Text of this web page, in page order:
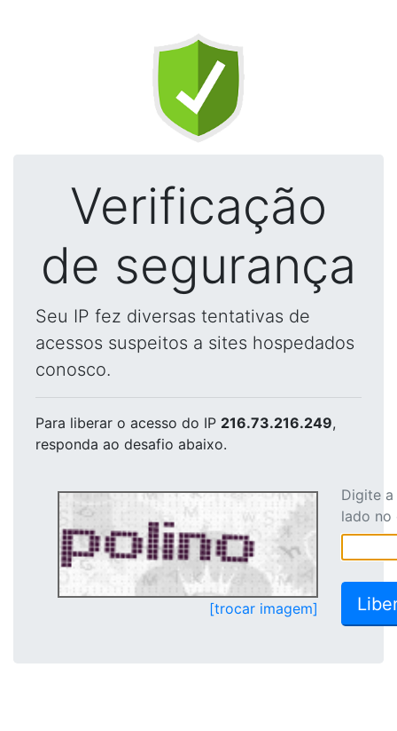
Verificação
de segurança
Seu IP fez diversas tentativas de
acessos suspeitos a sites hospedados
conosco.
Para liberar o acesso do IP 216.73.216.249,
responda ao desafio abaixo.
[trocar imagem]
Digite
lado no